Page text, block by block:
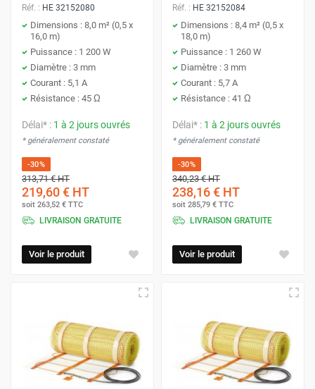
Réf. : HE 32152080
Dimensions : 8,0 m² (0,5 x
16,0 m)
Puissance : 1 200 W
Diamètre : 3 mm
Courant : 5,1 A
Résistance : 45 Ω
Délai* : 1 à 2 jours ouvrés
* généralement constaté
-30%
313,71 €HT
219,60 € HT
soit 263,52 € TTC
LIVRAISON GRATUITE
Voir le produit
Réf. : HE 32152084
Dimensions : 8,4 m² (0,5 x
18,0 m)
Puissance : 1 260 W
Diamètre : 3 mm
Courant : 5,7 A
Résistance : 41 Ω
Délai* : 1 à 2 jours ouvrés
* généralement constaté
-30%
340,23 €HT
238,16 € HT
soit 285,79 € TTC
LIVRAISON GRATUITE
Voir le produit